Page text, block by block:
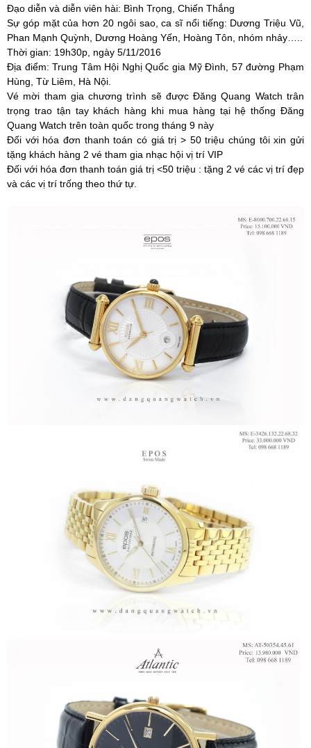
Đạo diễn và diễn viên hài: Bình Trọng, Chiến Thắng
Sự góp mặt của hơn 20 ngôi sao, ca sĩ nổi tiếng: Dương Triệu Vũ,
Phan Mạnh Quỳnh, Dương Hoàng Yến, Hoàng Tôn, nhóm nhảy…..
Thời gian: 19h30p, ngày 5/11/2016
Địa điểm: Trung Tâm Hội Nghị Quốc gia Mỹ Đình, 57 đường Phạm
Hùng, Từ Liêm, Hà Nội.
Vé mời tham gia chương trình sẽ được Đăng Quang Watch trân
trọng trao tận tay khách hàng khi mua hàng tại hệ thống Đăng
Quang Watch trên toàn quốc trong tháng 9 này
Đối với hóa đơn thanh toán có giá trị > 50 triệu chúng tôi xin gửi
tặng khách hàng 2 vé tham gia nhạc hội vị trí VIP
Đối với hóa đơn thanh toán giá trị <50 triệu : tặng 2 vé các vị trí đẹp
và các vị trí trống theo thứ tự.